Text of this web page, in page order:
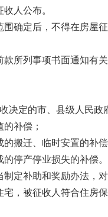
人公布。
确定后，不得在房屋
列事项书面通知有关
决定的市、县级人民政
补偿；
搬迁、临时安置的补
停产停业损失的补偿。
定补助和奖励办法，对
，被征收人符合住房